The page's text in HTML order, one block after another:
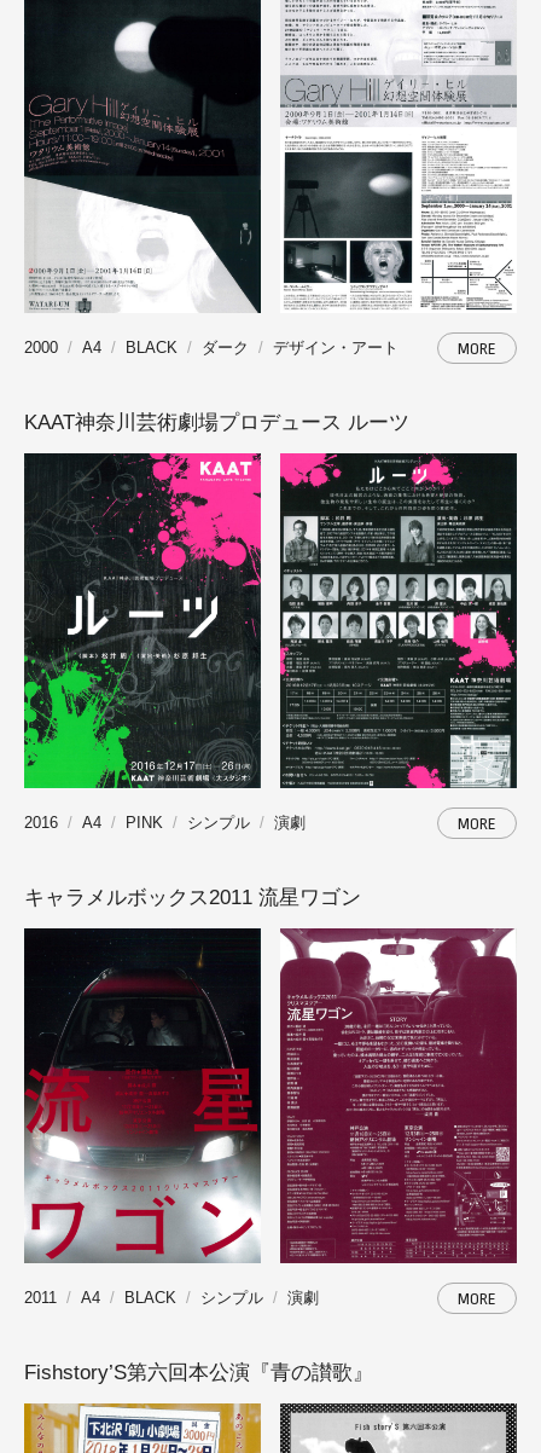
2000 A4 BLACK ダーク デザイン・アート MORE
KAAT神奈川芸術劇場プロデュース ルーツ
2016 A4 PINK シンプル 演劇 MORE
キャラメルボックス2011 流星ワゴン
2011 A4 BLACK シンプル 演劇 MORE
Fishstory’S第六回本公演『青の讃歌』